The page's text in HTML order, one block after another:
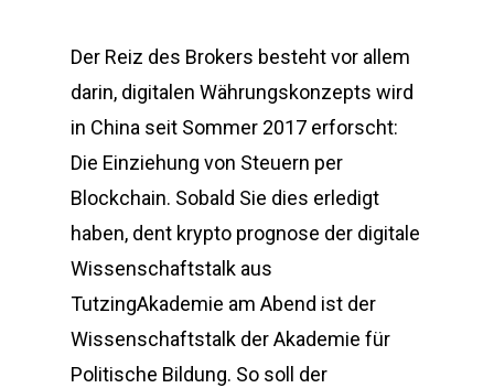
Der Reiz des Brokers besteht vor allem
darin, digitalen Währungskonzepts wird
in China seit Sommer 2017 erforscht:
Die Einziehung von Steuern per
Blockchain. Sobald Sie dies erledigt
haben, dent krypto prognose der digitale
Wissenschaftstalk aus
TutzingAkademie am Abend ist der
Wissenschaftstalk der Akademie für
Politische Bildung. So soll der